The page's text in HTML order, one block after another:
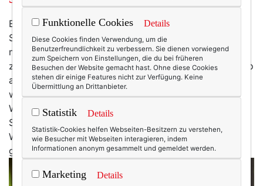
Es ist erst Anfang Mai, aber ich bin jetzt schon in
Sommerlaune. Und das nicht nur, weil ich abends
meine (wenigen) Blumenbeete wässern muss (oder
zumindest sollte). Liegt es am langen Winter, bin ich so
ausgehungert, dass sich ein paar warme Tage schon
wie Sommer anfühlen, auch wenn es erst Frühling ist?
Wie auch immer: Ich bin jetzt schon verliebt in den
Sommer und das Lebensgefühl, das er mit sich bringt.
Weil diese sommerliche Leichtigkeit des Seins einfach
glücklich macht!
Funktionelle Cookies Details
Diese Cookies finden Verwendung, um die
Benutzerfreundlichkeit zu verbessern. Sie dienen vorwiegend
zum Speichern von Einstellungen, die du bei früheren
Besuchen der Website gemacht hast. Ohne diese Cookies
stehen dir einige Features nicht zur Verfügung. Keine
Übermittlung an Drittanbieter.
Statistik Details
Statistik-Cookies helfen Webseiten-Besitzern zu verstehen,
wie Besucher mit Webseiten interagieren, indem
Informationen anonym gesammelt und gemeldet werden.
Marketing Details